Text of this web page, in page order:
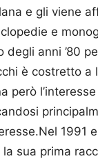
e gli viene
e
degli anni ’80
è costretto a
però
1991
sua prima